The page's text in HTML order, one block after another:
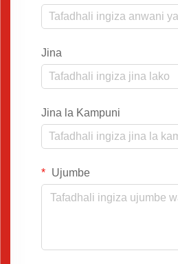
Jina
Jina la Kampuni
Ujumbe